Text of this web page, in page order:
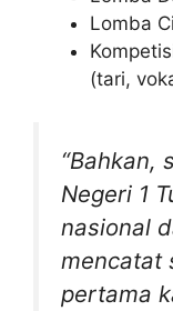
Lomba
(tari,
“Bahkan,
Negeri 1
nasional
mencatat
pertama